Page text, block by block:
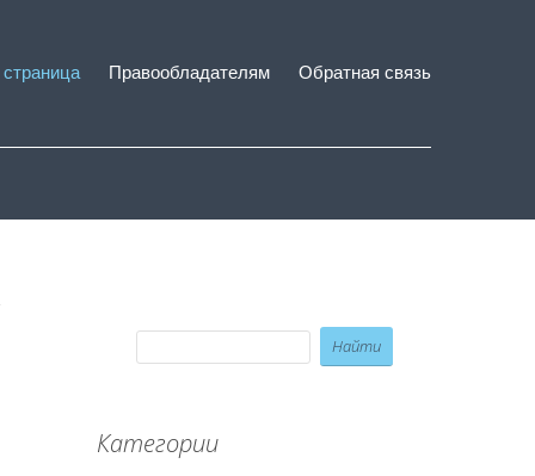
Правообладателям Обратная связь
Категории